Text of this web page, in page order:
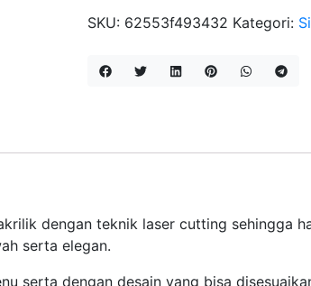
STAND
LANDSCAPE
SKU: 62553f493432 Kategori:
dengan teknik laser cutting sehingga
serta elegan.
serta dengan desain yang bisa